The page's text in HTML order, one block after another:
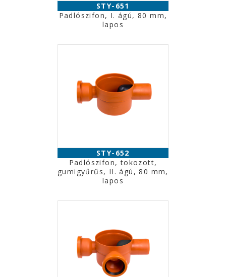
STY-651
Padlószifon, I. ágú, 80 mm,
lapos
STY-652
Padlószifon, tokozott,
gumigyűrűs, II. ágú, 80 mm,
lapos